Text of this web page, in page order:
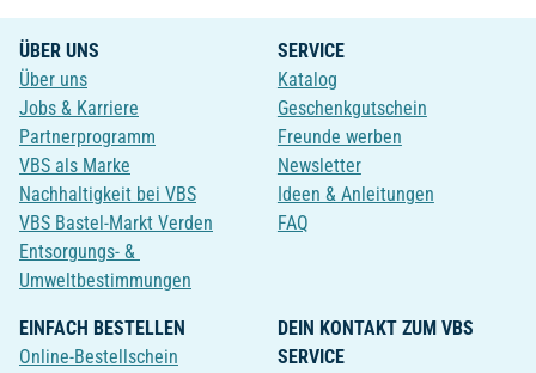
ÜBER UNS
Über uns
Jobs & Karriere
Partnerprogramm
VBS als Marke
Nachhaltigkeit bei VBS
VBS Bastel-Markt Verden
Entsorgungs- &
Umweltbestimmungen
SERVICE
Katalog
Geschenkgutschein
Freunde werben
Newsletter
Ideen & Anleitungen
FAQ
EINFACH BESTELLEN
Online-Bestellschein
DEIN KONTAKT ZUM VBS
SERVICE